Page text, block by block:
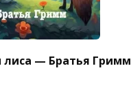
лиса — Братья Гримм